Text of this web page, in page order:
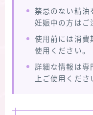
禁忌のない精油
妊娠中の方はご
使用前には消費
使用ください。
詳細な情報は専
上ご使用くださ